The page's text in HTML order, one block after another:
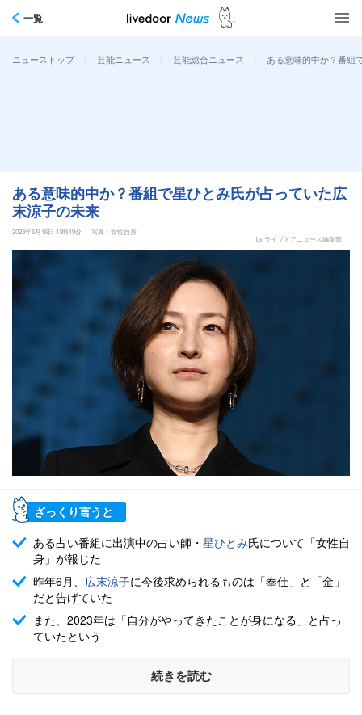
一覧
ニューストップ > 芸能ニュース > 芸能総合ニュース > ある意味的中か？番組
ある意味的中か？番組で星ひとみ氏が占っていた広
末涼子の未来
2023年6月16日 13時19分
写真：女性自身
by ライブドアニュース編集部
ざっくり言うと
ある占い番組に出演中の占い師・ 星ひとみ氏について「女性自
身」が報じた
昨年6月、 広末涼子に今後求められるものは「奉仕」と「金」
だと告げていた
また、2023年は「自分がやってきたことが身になる」と占っ
ていたという
続きを読む